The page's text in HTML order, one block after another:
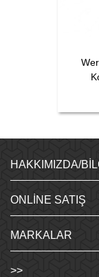
HAKKIMIZDA/
ONLINE SATIŞ
MARKALAR
>>